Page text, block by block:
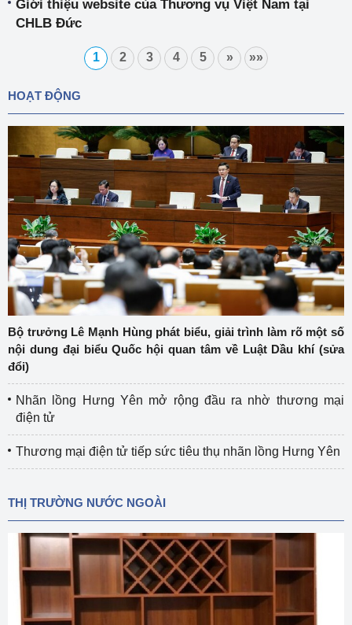
Giới thiệu website của Thương vụ Việt Nam tại
CHLB Đức
1 2 3 4 5 » »»
HOẠT ĐỘNG
Bộ trưởng Lê Mạnh Hùng phát biểu, giải trình làm rõ một số
nội dung đại biểu Quốc hội quan tâm về Luật Dầu khí (sửa
đổi)
Nhãn lồng Hưng Yên mở rộng đầu ra nhờ thương mại
điện tử
Thương mại điện tử tiếp sức tiêu thụ nhãn lồng Hưng Yên
THỊ TRƯỜNG NƯỚC NGOÀI